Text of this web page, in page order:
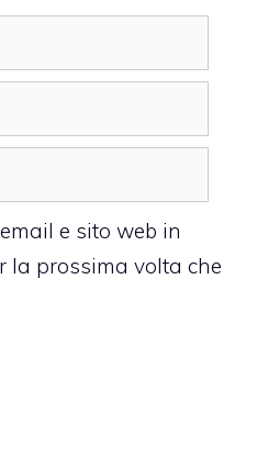
e sito web in
la prossima volta che